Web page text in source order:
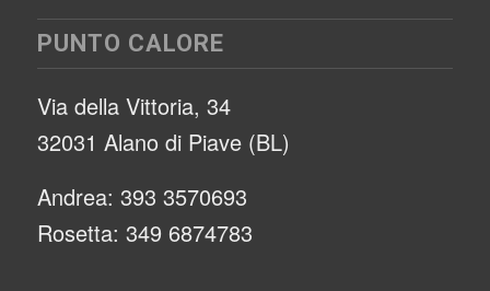
PUNTO CALORE
Via della Vittoria, 34
32031 Alano di Piave (BL)
Andrea: 393 3570693
Rosetta: 349 6874783